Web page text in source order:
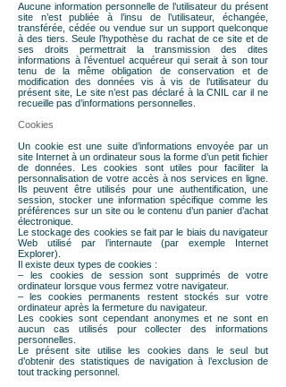
Aucune information personnelle de l’utilisateur du présent
site n’est publiée à l’insu de l’utilisateur, échangée,
transférée, cédée ou vendue sur un support quelconque
à des tiers. Seule l’hypothèse du rachat de ce site et de
ses droits permettrait la transmission des dites
informations à l’éventuel acquéreur qui serait à son tour
tenu de la même obligation de conservation et de
modification des données vis à vis de l’utilisateur du
présent site, Le site n’est pas déclaré à la CNIL car il ne
recueille pas d’informations personnelles.
Cookies
Un cookie est une suite d’informations envoyée par un
site Internet à un ordinateur sous la forme d’un petit fichier
de données. Les cookies sont utiles pour faciliter la
personnalisation de votre accès à nos services en ligne.
Ils peuvent être utilisés pour une authentification, une
session, stocker une information spécifique comme les
préférences sur un site ou le contenu d’un panier d’achat
électronique.
Le stockage des cookies se fait par le biais du navigateur
Web utilisé par l’internaute (par exemple Internet
Explorer).
Il existe deux types de cookies :
– les cookies de session sont supprimés de votre
ordinateur lorsque vous fermez votre navigateur.
– les cookies permanents restent stockés sur votre
ordinateur après la fermeture du navigateur.
Les cookies sont cependant anonymes et ne sont en
aucun cas utilisés pour collecter des informations
personnelles.
Le présent site utilise les cookies dans le seul but
d’obtenir des statistiques de navigation à l’exclusion de
tout tracking personnel.